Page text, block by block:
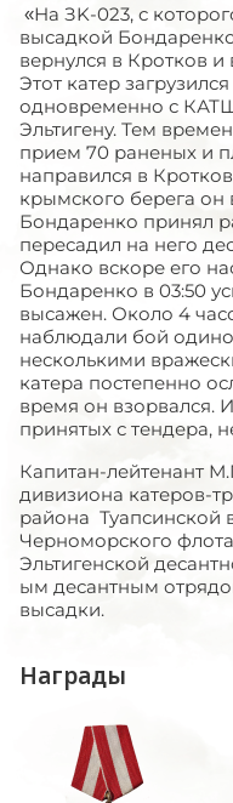
«На ЗK-023, с
высадкой
вернулся в Кротков и
Этот катер
одновременно с
Эльтигену. Тем
прием 70 раненых и
направился в
крымского берега он
Бондаренко принял
пересадил на него
Однако вскоре его
Бондаренко в 03:50
высажен. Около 4
наблюдали бой
несколькими
катера постепенно
время он взорвался.
принятых с тендера,
Капитан-лейтенант
дивизиона катеров-
района Туапсинской
Черноморского
Эльтигенской
ым десантным
высадки.
Награды